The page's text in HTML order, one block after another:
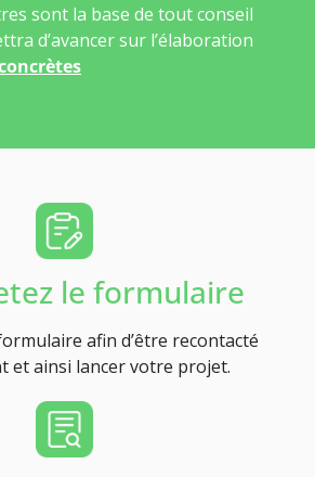
sont la base de tout conseil
d’avancer sur l’élaboration
le formulaire
afin d’être recontacté
et ainsi lancer votre projet.